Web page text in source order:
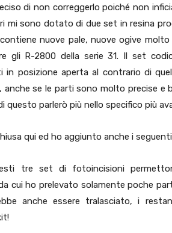
di non correggerlo poiché non
mi sono dotato di due set in resina
nuove pale, nuove ogive
gli R-2800 della serie 31. Il set
posizione aperta al contrario di
se le parti sono molto precise e
questo parlerò più nello specifico più
qui ed ho aggiunto anche i
tre set di fotoincisioni
cui ho prelevato solamente poche
anche essere tralasciato, i